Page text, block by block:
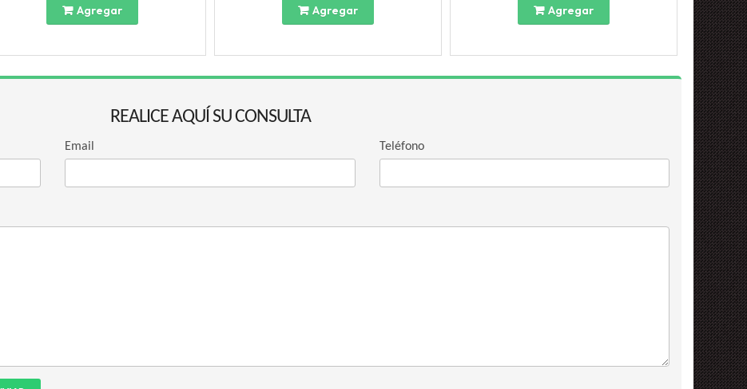
Agregar Agregar Agregar
REALICE AQUÍ SU CONSULTA
Email Teléfono